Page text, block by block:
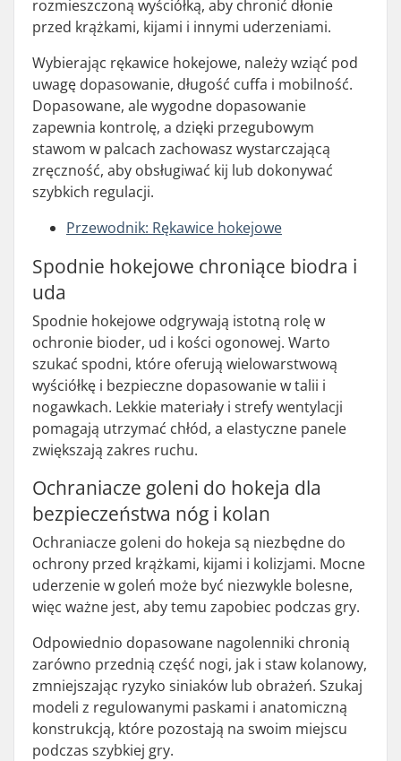
rozmieszczoną wyściółką, aby chronić dłonie
przed krążkami, kijami i innymi uderzeniami.
Wybierając rękawice hokejowe, należy wziąć pod
uwagę dopasowanie, długość cuffa i mobilność.
Dopasowane, ale wygodne dopasowanie
zapewnia kontrolę, a dzięki przegubowym
stawom w palcach zachowasz wystarczającą
zręczność, aby obsługiwać kij lub dokonywać
szybkich regulacji.
Przewodnik: Rękawice hokejowe
Spodnie hokejowe chroniące biodra i
uda
Spodnie hokejowe odgrywają istotną rolę w
ochronie bioder, ud i kości ogonowej. Warto
szukać spodni, które oferują wielowarstwową
wyściółkę i bezpieczne dopasowanie w talii i
nogawkach. Lekkie materiały i strefy wentylacji
pomagają utrzymać chłód, a elastyczne panele
zwiększają zakres ruchu.
Ochraniacze goleni do hokeja dla
bezpieczeństwa nóg i kolan
Ochraniacze goleni do hokeja są niezbędne do
ochrony przed krążkami, kijami i kolizjami. Mocne
uderzenie w goleń może być niezwykle bolesne,
więc ważne jest, aby temu zapobiec podczas gry.
Odpowiednio dopasowane nagolenniki chronią
zarówno przednią część nogi, jak i staw kolanowy,
zmniejszając ryzyko siniaków lub obrażeń. Szukaj
modeli z regulowanymi paskami i anatomiczną
konstrukcją, które pozostają na swoim miejscu
podczas szybkiej gry.